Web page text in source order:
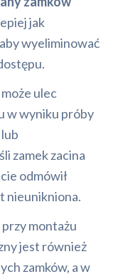
jak
wyeliminować
ulec
w wyniku próby
zamek zacina
odmówił
nieunikniona.
przy montażu
jest również
zamków, a w